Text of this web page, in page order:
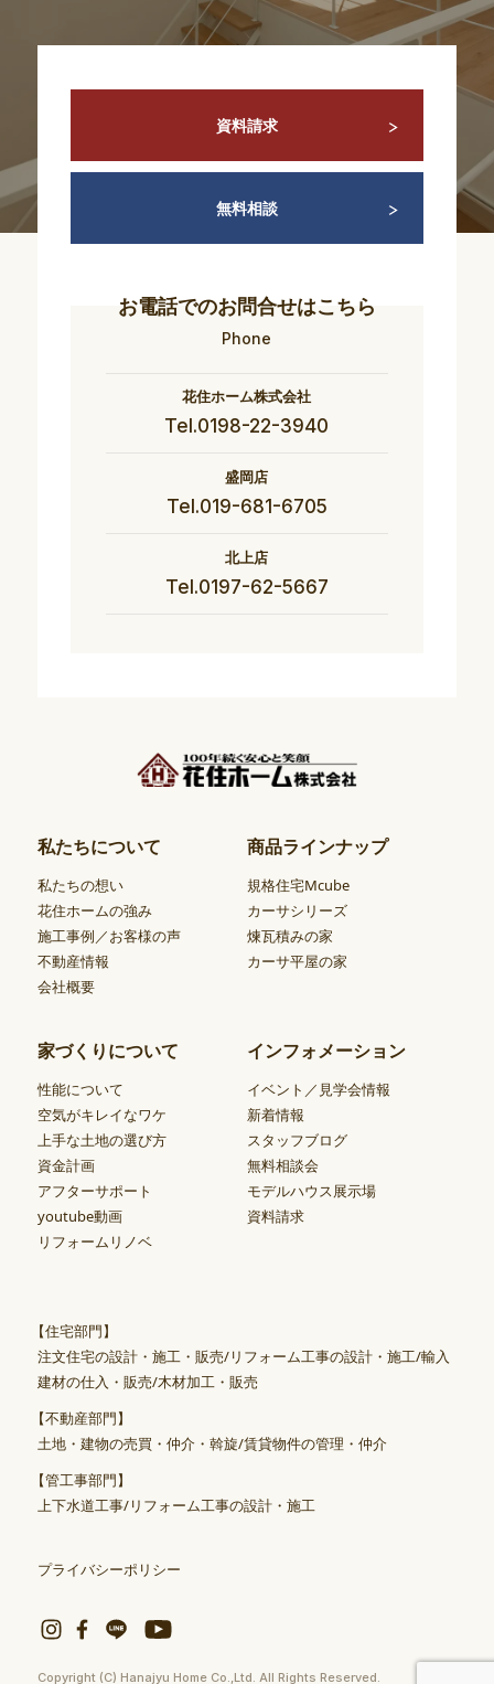
資料請求
無料相談
お電話でのお問合せはこちら
Phone
花住ホーム株式会社
Tel.0198-22-3940
盛岡店
Tel.019-681-6705
北上店
Tel.0197-62-5667
私たちについて
私たちの想い
花住ホームの強み
施工事例／お客様の声
不動産情報
会社概要
商品ラインナップ
規格住宅Mcube
カーサシリーズ
煉瓦積みの家
カーサ平屋の家
家づくりについて
性能について
空気がキレイなワケ
上手な土地の選び方
資金計画
アフターサポート
youtube動画
リフォームリノベ
インフォメーション
イベント／見学会情報
新着情報
スタッフブログ
無料相談会
モデルハウス展示場
資料請求
【住宅部門】
注文住宅の設計・施工・販売/リフォーム工事の設計・施工/輸入
建材の仕入・販売/木材加工・販売
【不動産部門】
土地・建物の売買・仲介・斡旋/賃貸物件の管理・仲介
【管工事部門】
上下水道工事/リフォーム工事の設計・施工
プライバシーポリシー
Copyright (C) Hanajyu Home Co.,Ltd. All Rights Reserved.